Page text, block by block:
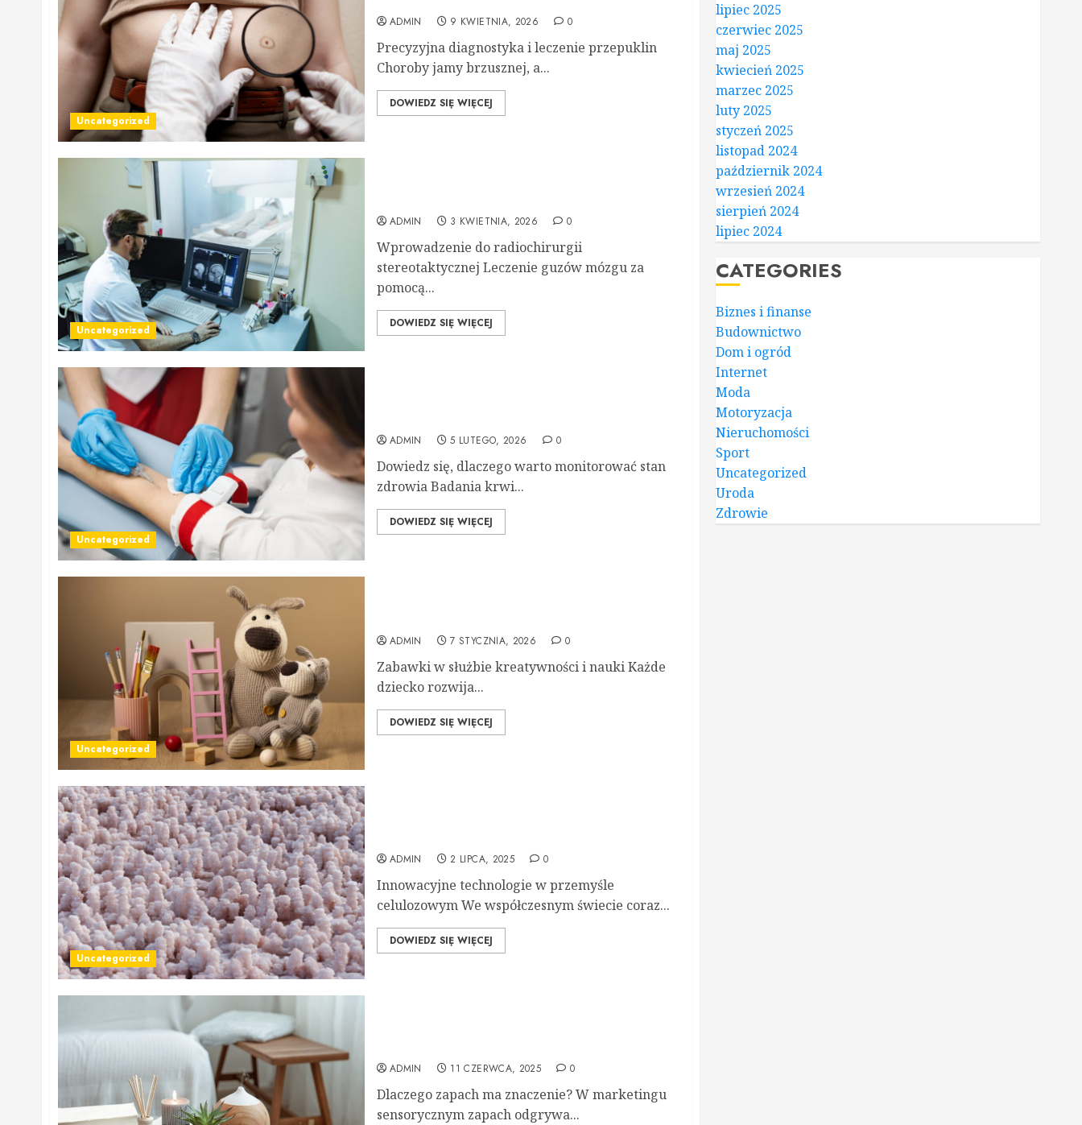
Uncategorized
ADMIN 9 KWIETNIA, 2026 0
Precyzyjna diagnostyka i leczenie przepuklin
Choroby jamy brzusznej, a...
DOWIEDZ SIĘ WIĘCEJ
Uncategorized
ADMIN 3 KWIETNIA, 2026 0
Wprowadzenie do radiochirurgii
stereotaktycznej Leczenie guzów mózgu za
pomocą...
DOWIEDZ SIĘ WIĘCEJ
Uncategorized
ADMIN 5 LUTEGO, 2026 0
Dowiedz się, dlaczego warto monitorować stan
zdrowia Badania krwi...
DOWIEDZ SIĘ WIĘCEJ
Uncategorized
ADMIN 7 STYCZNIA, 2026 0
Zabawki w służbie kreatywności i nauki Każde
dziecko rozwija...
DOWIEDZ SIĘ WIĘCEJ
Uncategorized
ADMIN 2 LIPCA, 2025 0
Innowacyjne technologie w przemyśle
celulozowym We współczesnym świecie coraz...
DOWIEDZ SIĘ WIĘCEJ
ADMIN 11 CZERWCA, 2025 0
Dlaczego zapach ma znaczenie? W marketingu
sensorycznym zapach odgrywa...
lipiec 2025
czerwiec 2025
maj 2025
kwiecień 2025
marzec 2025
luty 2025
styczeń 2025
listopad 2024
październik 2024
wrzesień 2024
sierpień 2024
lipiec 2024
CATEGORIES
Biznes i finanse
Budownictwo
Dom i ogród
Internet
Moda
Motoryzacja
Nieruchomości
Sport
Uncategorized
Uroda
Zdrowie